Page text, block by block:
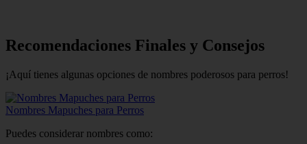
Recomendaciones Finales y Consejos
¡Aquí tienes algunas opciones de nombres poderosos para perros!
Nombres Mapuches para Perros
Puedes considerar nombres como: